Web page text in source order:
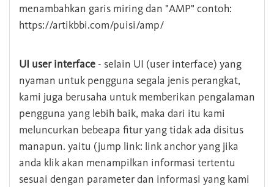
menambahkan garis miring dan "AMP" contoh:
https://artikbbi.com/puisi/amp/
UI user interface - selain UI (user interface) yang
nyaman untuk pengguna segala jenis perangkat,
kami juga berusaha untuk memberikan pengalaman
pengguna yang lebih baik, maka dari itu kami
meluncurkan bebeapa fitur yang tidak ada disitus
manapun. yaitu (jump link: link anchor yang jika
anda klik akan menampilkan informasi tertentu
sesuai dengan parameter dan informasi yang kami